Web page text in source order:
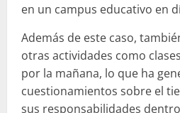
en un campus educativo en
Además de este caso,
otras actividades como
por la mañana, lo que ha
cuestionamientos sobre el
sus responsabilidades